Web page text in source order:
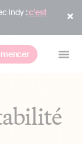
Indy :c’est